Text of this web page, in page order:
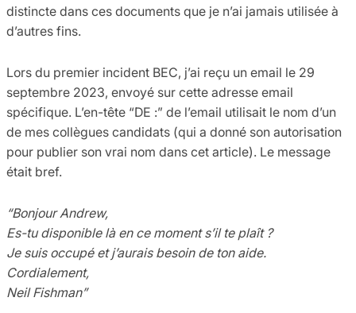
distincte dans ces documents que je n’ai jamais utilisée à
d’autres fins.
Lors du premier incident BEC, j’ai reçu un email le 29
septembre 2023, envoyé sur cette adresse email
spécifique. L’en-tête “DE :” de l’email utilisait le nom d’un
de mes collègues candidats (qui a donné son autorisation
pour publier son vrai nom dans cet article). Le message
était bref.
“Bonjour Andrew,
Es-tu disponible là en ce moment s’il te plaît ?
Je suis occupé et j’aurais besoin de ton aide.
Cordialement,
Neil Fishman”